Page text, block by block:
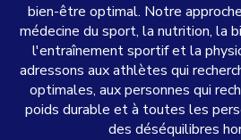
bien-être optimal. Notre
médecine du sport, la nutrition, la
l'entraînement sportif et la
adressons aux athlètes qui
optimales, aux personnes qui
poids durable et à toutes les
des déséquilibres